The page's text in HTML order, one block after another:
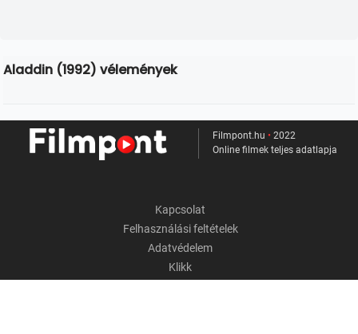
Aladdin (1992) vélemények
Filmpont.hu• 2022
Online filmek teljes adatlapja
Kapcsolat
Felhasználási feltételek
Adatvédelem
Klikk